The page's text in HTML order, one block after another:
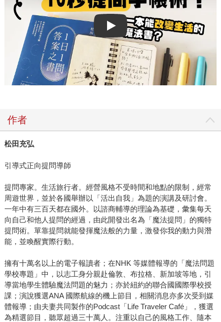
Play video
作者
松田充弘
引導式正向提問導師
提問專家。生活旅行者。經營風格不受時間和地點的限制，經常
周遊世界，並於各國舉辦以「活出自我」為題的演講及研討會。
一年中有三百天都在國外。以諮商輔導的理論為基礎，彙集每天
向自己和他人提問的經過，由此開發出名為「魔法提問」的獨特
提問術。單靠提問就能發揮魔法般的力量，激發你我的動力與潛
能，並喚醒實際行動。
擁有十萬名以上的電子報讀者；在NHK 等媒體報導的「魔法問題
學校專題」中，以志工身分親赴倫敦、布拉格、新加坡等地，引
導當地學生體驗魔法問題的魅力；亦於紐約的聯合國國際學校授
課；演說獲選ANA 國際航線的機上節目，相關消息亦多次受到媒
體報導；由夫妻共同製作的Podcast「Life Traveler Café」，獲選
為精選節目，聽眾超過三十萬人。注重以自己的風格工作、隨本